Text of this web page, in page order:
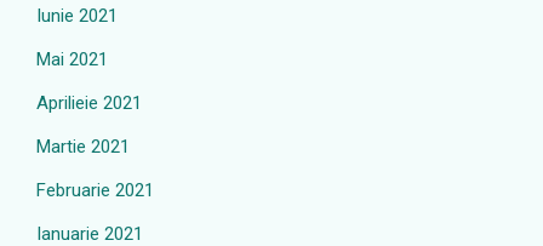
Iunie 2021
Mai 2021
Aprilieie 2021
Martie 2021
Februarie 2021
Ianuarie 2021